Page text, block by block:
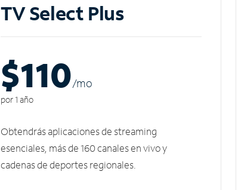
TV Select Plus
$110/mo
por 1 año
Obtendrás aplicaciones de streaming
esenciales, más de 160 canales en vivo y
cadenas de deportes regionales.